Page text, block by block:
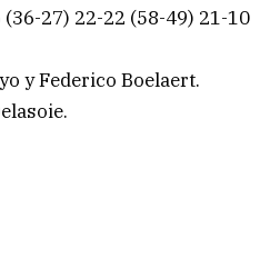
27) 22-22 (58-49) 21-10
y Federico Boelaert.